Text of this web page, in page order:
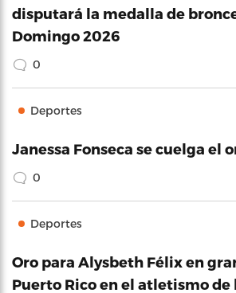
disputará la medalla de
Domingo 2026
0
Deportes
Janessa Fonseca se cuelga el
0
Deportes
Oro para Alysbeth Félix en
Puerto Rico en el atletismo de